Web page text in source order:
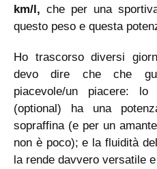
km/l, che per una
questo peso e questa
Ho trascorso diversi
devo dire che che
piacevole/un piacere: lo
(optional) ha una
sopraffina (e per un
non è poco); e la fluidità
la rende davvero versatile